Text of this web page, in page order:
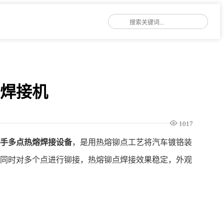
接机
1017
多点热熔焊接设备，是用热熔铆点工艺将汽车镀铬装
时对多个点进行铆接，热熔铆点焊接效果稳定，外观